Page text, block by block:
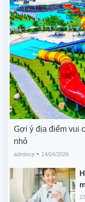
Gợi ý địa điểm vui
nhỏ
admincp - 14/04/2026